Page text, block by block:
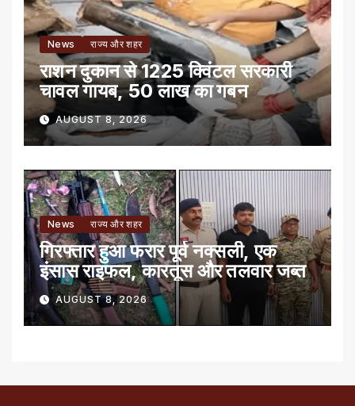
News राज्य और शहर
राशन दुकान से 1225 क्विंटल सरकारी
चावल गायब, 50 लाख का गबन
AUGUST 8, 2026
News राज्य और शहर
गिरफ्तार हुआ फरार पूर्व नक्सली, एक
इंसास राइफल, कारतूस और तलवार जब्त
AUGUST 8, 2026